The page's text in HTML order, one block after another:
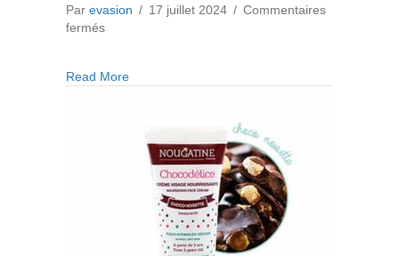
Par evasion / 17 juillet 2024 / Commentaires
ferméssur
Mousse
Read Moreabout Chantimousse – Mousse Nettoyante